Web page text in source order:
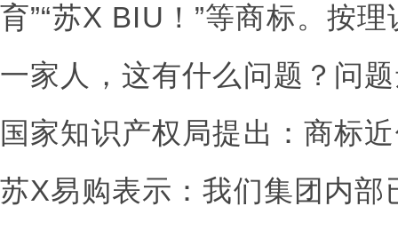
育”“苏X BIU！”等商标。按
一家人，这有什么问题？问
国家知识产权局提出：商标
苏X易购表示：我们集团内